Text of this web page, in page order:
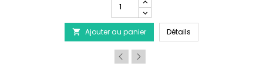
Fil Bioactive 130, 130 + UV
quantité
du
produit
Joint
tête
pour
 Ajouter au panier Détails